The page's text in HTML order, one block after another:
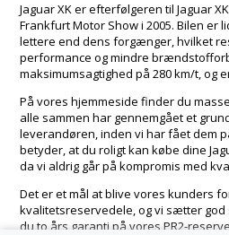
Jaguar XK er efterfølgeren til Jaguar
Frankfurt Motor Show i 2005. Bilen er
lettere end dens forgænger, hvilket
performance og mindre
maksimumsagtighed på 280 km/t, og
På vores hjemmeside finder du
alle sammen har gennemgået et
leverandøren, inden vi har fået dem
betyder, at du roligt kan købe dine
da vi aldrig går på kompromis med
Det er et mål at blive vores kunders
kvalitetsreservedele, og vi sætter
du to års garanti på vores PR2-